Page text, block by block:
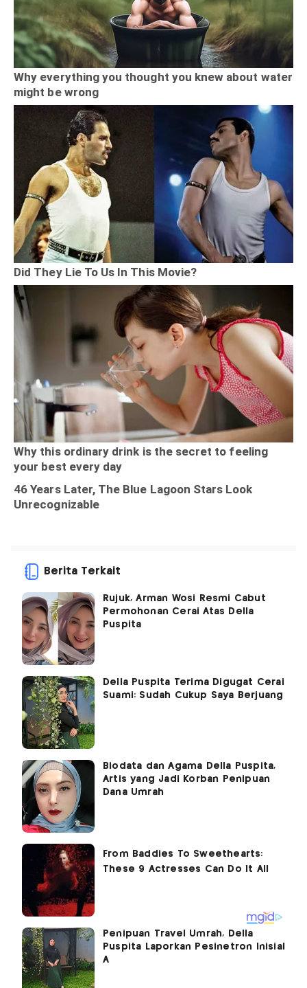
Berita Terkait
Rujuk, Arman Wosi Resmi Cabut
Permohonan Cerai Atas Della
Puspita
Della Puspita Terima Digugat Cerai
Suami: Sudah Cukup Saya Berjuang
Biodata dan Agama Della Puspita,
Artis yang Jadi Korban Penipuan
Dana Umrah
Penipuan Travel Umrah, Della
Puspita Laporkan Pesinetron Inisial
A